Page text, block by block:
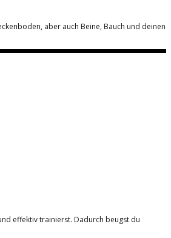
aber auch Beine, Bauch und deinen
effektiv trainierst. Dadurch beugst du